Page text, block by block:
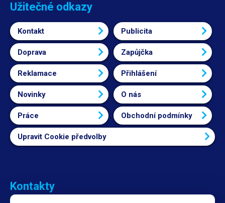
Užitečné odkazy
Kontakt Publicita
Doprava Zapůjčka
Reklamace Přihlášení
Novinky O nás
Práce Obchodní podmínky
Upravit Cookie předvolby
Kontakty